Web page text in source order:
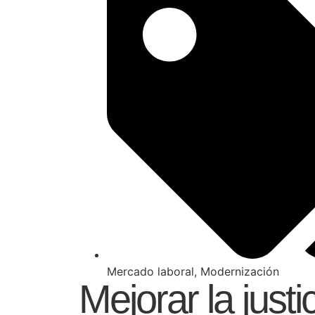
Mercado laboral, Modernización
Mejorar la